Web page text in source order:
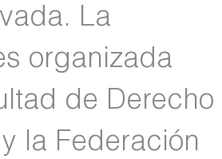
La
organizada
de Derecho
la Federación